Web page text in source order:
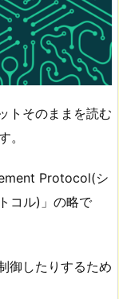
トそのままを読む
。
Protocol(シ
コル)」の略で
御したりするため